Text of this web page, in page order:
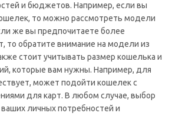
и бюджетов. Например, если вы
то можно рассмотреть модели
же вы предпочитаете более
то обратите внимание на модели из
стоит учитывать размер кошелька и
которые вам нужны. Например, для
может подойти кошелек с
для карт. В любом случае, выбор
личных потребностей и